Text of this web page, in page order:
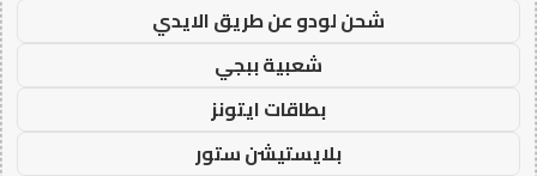
شحن لودو عن طريق الايدي
شعبية ببجي
بطاقات ايتونز
بلايستيشن ستور